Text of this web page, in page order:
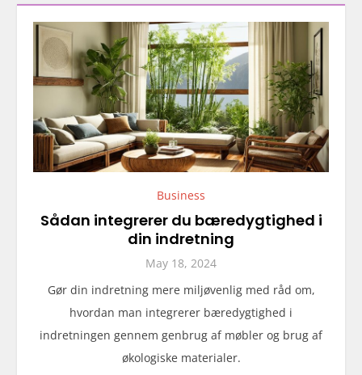
Business
Sådan integrerer du bæredygtighed i
din indretning
May 18, 2024
Gør din indretning mere miljøvenlig med råd om,
hvordan man integrerer bæredygtighed i
indretningen gennem genbrug af møbler og brug af
økologiske materialer.